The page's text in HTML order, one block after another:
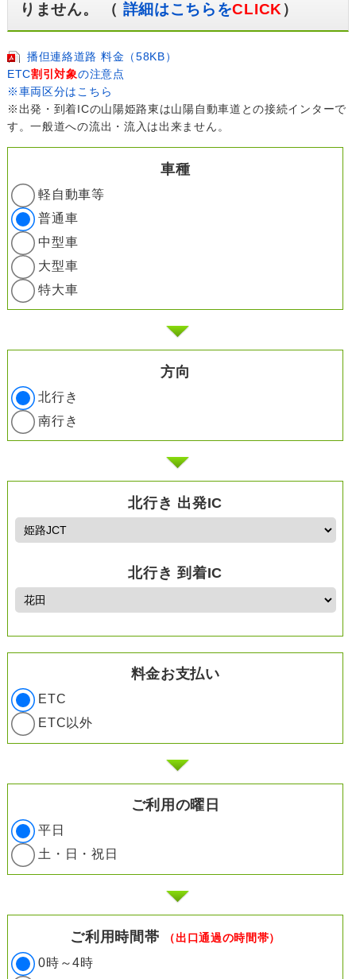
りません。 （ 詳細はこちらをCLICK ）
播但連絡道路 料金（58KB）
ETC割引対象の注意点
※車両区分はこちら
※出発・到着ICの山陽姫路東は山陽自動車道との接続インターで
す。一般道への流出・流入は出来ません。
車種
軽自動車等
普通車
中型車
大型車
特大車
方向
北行き
南行き
北行き 出発IC
北行き 到着IC
料金お支払い
ETC
ETC以外
ご利用の曜日
平日
土・日・祝日
ご利用時間帯 （出口通過の時間帯）
0時～4時